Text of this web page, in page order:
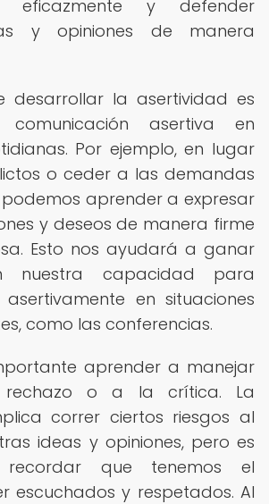
eficazmente y defender
y opiniones de manera
desarrollar la asertividad es
asertiva en
Por ejemplo, en lugar
o ceder a las demandas
aprender a expresar
y deseos de manera firme
Esto nos ayudará a ganar
nuestra capacidad para
asertivamente en situaciones
como las conferencias.
aprender a manejar
o a la crítica. La
correr ciertos riesgos al
ideas y opiniones, pero es
recordar que tenemos el
escuchados y respetados. Al